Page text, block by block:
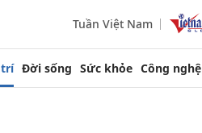
Tuần Việt Nam
trí Đời sống Sức khỏe Công nghệ